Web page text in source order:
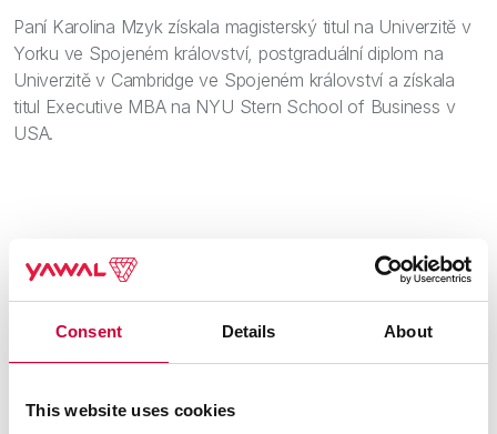
Consent Details About
This website uses cookies
Paní Karolina Mzyk získala magisterský titul na Univerzitě v
Yorku ve Spojeném království, postgraduální diplom na
Univerzitě v Cambridge ve Spojeném království a získala
titul Executive MBA na NYU Stern School of Business v
USA.
Marcin Tomkiewicz
Místopředseda představenstva – Výkonný ředitel